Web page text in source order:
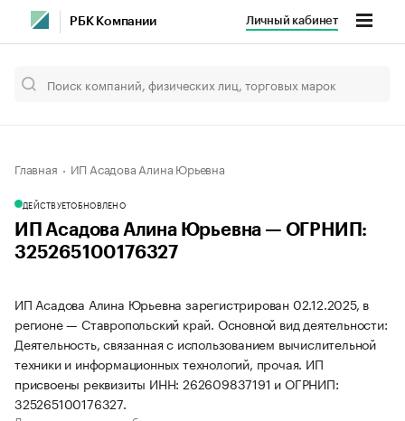
РБК Компании Личный кабинет
Главная ИП Асадова Алина Юрьевна
ДЕЙСТВУЕТОБНОВЛЕНО
ИП Асадова Алина Юрьевна — ОГРНИП:
325265100176327
ИП Асадова Алина Юрьевна зарегистрирован 02.12.2025, в
регионе — Ставропольский край. Основной вид деятельности:
Деятельность, связанная с использованием вычислительной
техники и информационных технологий, прочая. ИП
присвоены реквизиты ИНН: 262609837191 и ОГРНИП:
325265100176327.